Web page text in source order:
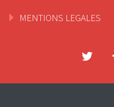
MENTIONS LEGALES